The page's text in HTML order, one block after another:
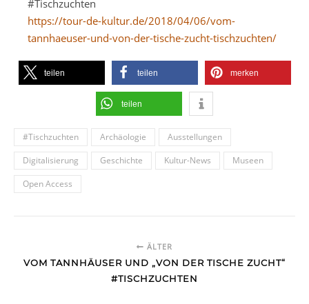
#Tischzuchten
https://tour-de-kultur.de/2018/04/06/vom-
tannhaeuser-und-von-der-tische-zucht-tischzuchten/
teilen teilen merken
teilen
#Tischzuchten Archäologie
Ausstellungen
Digitalisierung
Geschichte Kultur-News
Museen
Open Access
ÄLTER
VOM TANNHÄUSER UND „VON DER TISCHE ZUCHT“
#TISCHZUCHTEN